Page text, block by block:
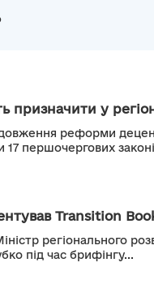
у
реформи
першочергових
Transition
регіонального
під час брифінгу...